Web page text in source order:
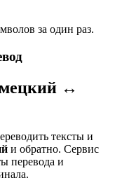
за один раз.
↔
тексты и
и обратно. Сервис
перевода и